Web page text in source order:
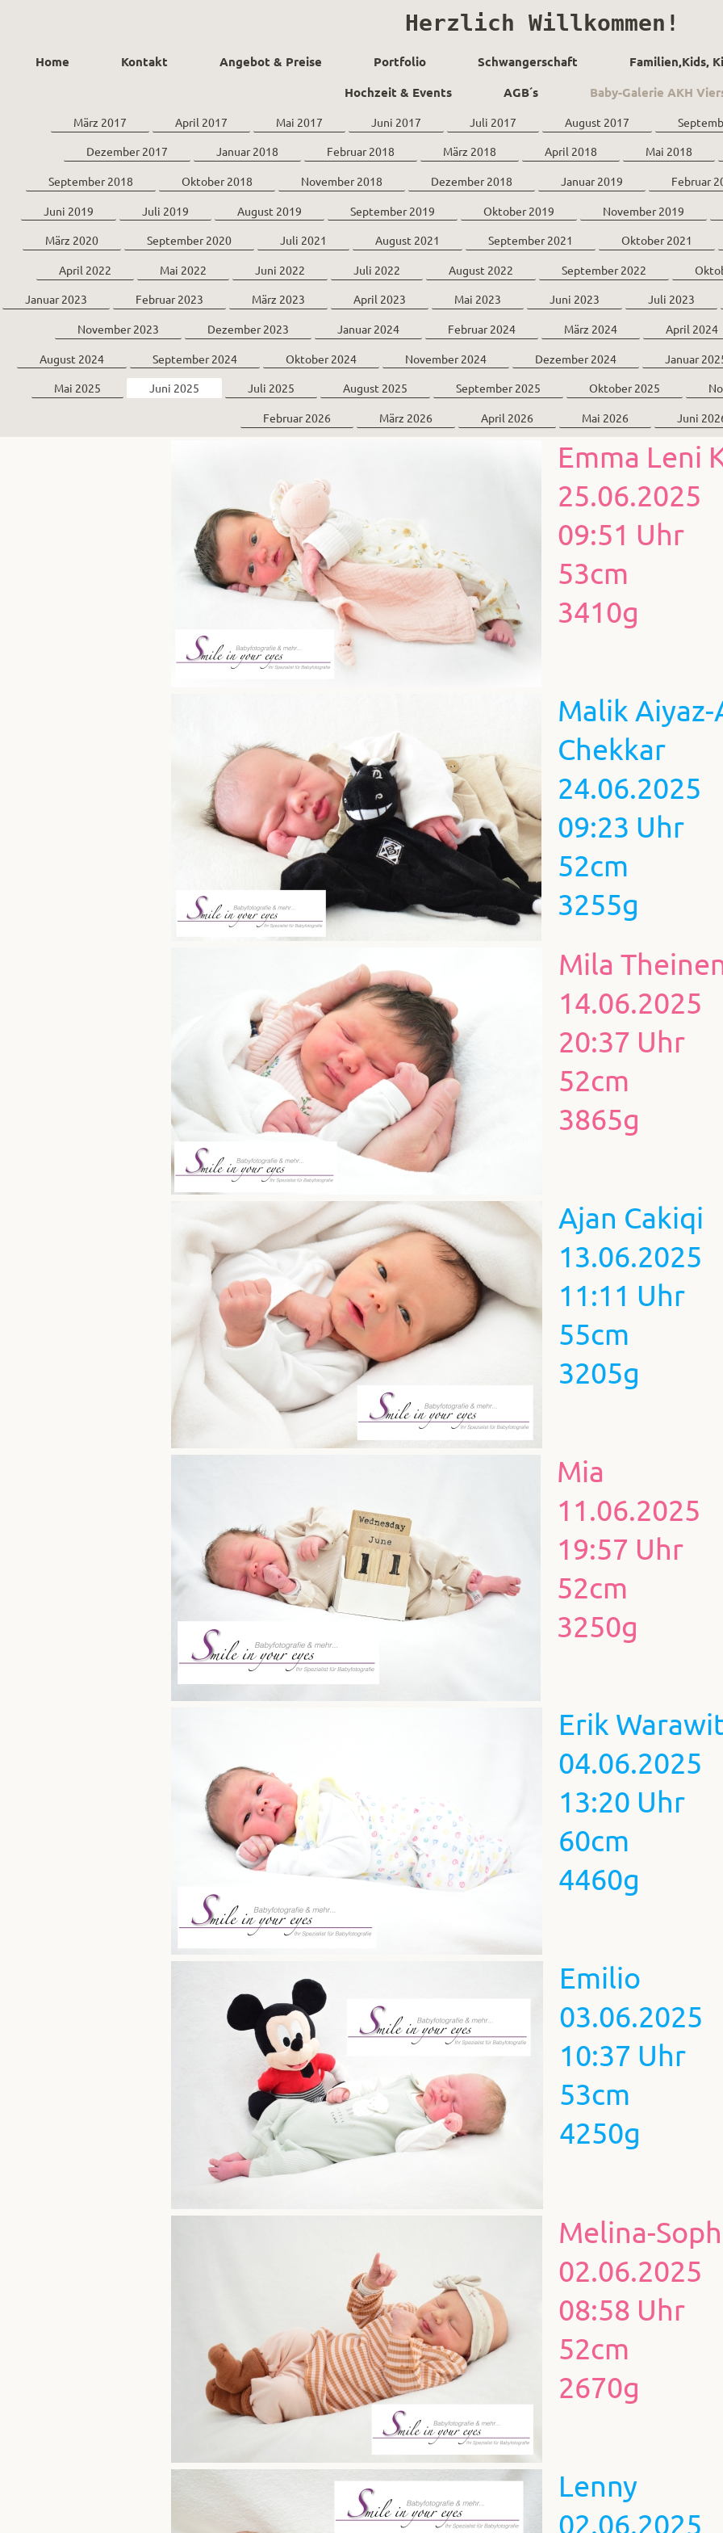
Herzlich Willkommen!
Home Kontakt Angebot & Preise Portfolio Schwangerschaft
Familien,Kids,
Hochzeit & Events
AGB´s Baby-Galerie AKH
März 2017 April 2017 Mai 2017 Juni 2017 Juli 2017 August 2017
Dezember 2017 Januar 2018 Februar 2018 März 2018 April 2018 Mai 2018
September 2018 Oktober 2018 November 2018 Dezember 2018 Januar 2019 Februar
Juni 2019 Juli 2019 August 2019 September 2019 Oktober 2019 November 2019
März 2020 September 2020 Juli 2021 August 2021 September 2021 Oktober 2021
April 2022 Mai 2022 Juni 2022 Juli 2022 August 2022 September 2022
Januar 2023 Februar 2023 März 2023 April 2023 Mai 2023 Juni 2023 Juli 2023
November 2023 Dezember 2023 Januar 2024 Februar 2024 März 2024 April 2024
August 2024 September 2024 Oktober 2024 November 2024 Dezember 2024 Januar
Mai 2025 Juni 2025 Juli 2025 August 2025 September 2025 Oktober 2025
Februar 2026 März 2026 April 2026 Mai 2026 Juni
Emma Leni
25.06.2025
09:51 Uhr
53cm
3410g
Malik
Chekkar
24.06.2025
09:23 Uhr
52cm
3255g
Mila
14.06.2025
20:37 Uhr
52cm
3865g
Ajan Cakiqi
13.06.2025
11:11 Uhr
55cm
3205g
Mia
11.06.2025
19:57 Uhr
52cm
3250g
Erik
04.06.2025
13:20 Uhr
60cm
4460g
Emilio
03.06.2025
10:37 Uhr
53cm
4250g
Melina-
02.06.2025
08:58 Uhr
52cm
2670g
Lenny
02.06.2025